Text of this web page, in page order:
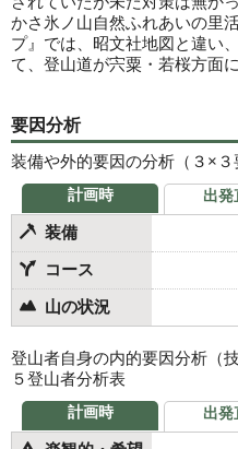
かさ氷ノ山自然ふれあいの里
プ』では、昭文社地図と違い
て、登山道が宍粟・若桜方面
要因分析
装備や外的要因の分析（３×３
計画時 出発
装備
コース
山の状況
登山者自身の内的要因分析（
５登山者分析表
計画時 出発